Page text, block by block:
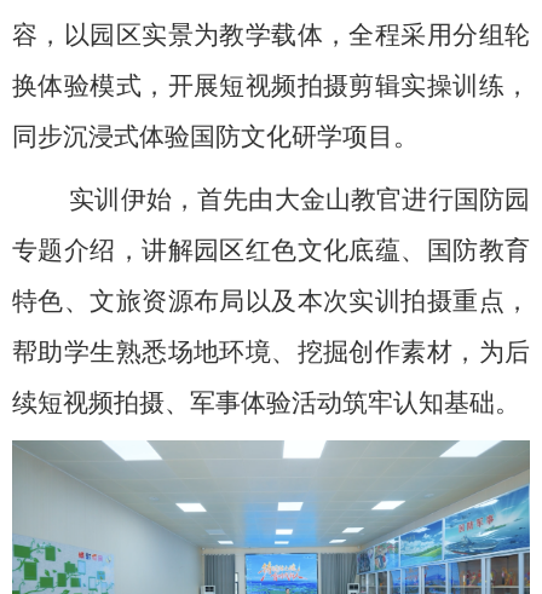
容，以园区实景为教学载体，全程采用分组轮
换体验模式，开展短视频拍摄剪辑实操训练，
同步沉浸式体验国防文化研学项目。
实训伊始，首先由大金山教官进行国防园
专题介绍，讲解园区红色文化底蕴、国防教育
特色、文旅资源布局以及本次实训拍摄重点，
帮助学生熟悉场地环境、挖掘创作素材，为后
续短视频拍摄、军事体验活动筑牢认知基础。